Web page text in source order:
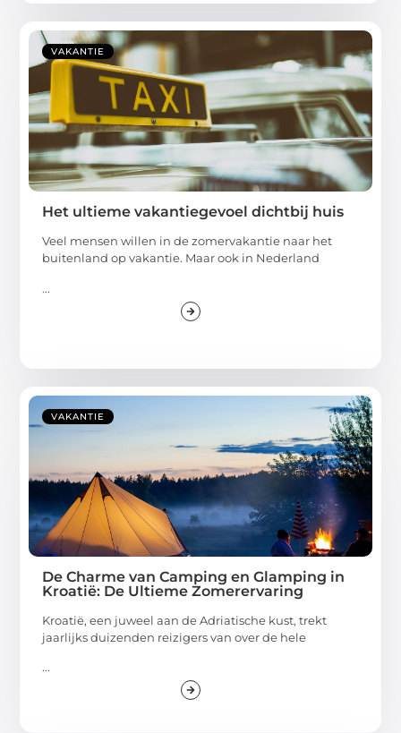
VAKANTIE
Het ultieme vakantiegevoel dichtbij huis
Veel mensen willen in de zomervakantie naar het
buitenland op vakantie. Maar ook in Nederland
...
VAKANTIE
De Charme van Camping en Glamping in
Kroatië: De Ultieme Zomerervaring
Kroatië, een juweel aan de Adriatische kust, trekt
jaarlijks duizenden reizigers van over de hele
...